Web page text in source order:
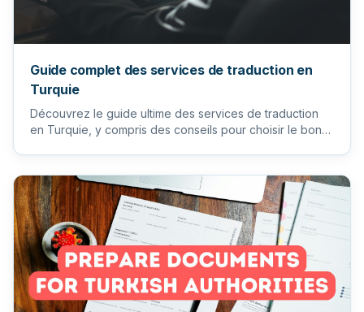
Guide complet des services de traduction en
Turquie
Découvrez le guide ultime des services de traduction
en Turquie, y compris des conseils pour choisir le bon